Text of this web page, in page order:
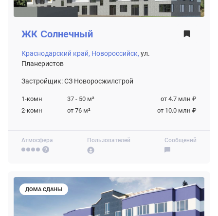
Атмосфера Пользователей Сообщений
ЖК Cолнечный
Краснодарский край, Новороссийск, ул.
Планеристов
Застройщик: СЗ Новоросжилстрой
1-комн 37 - 50 м²
от 4.7 млн ₽
2-комн
от 76 м² от 10.0 млн ₽
ДОМА СДАНЫ